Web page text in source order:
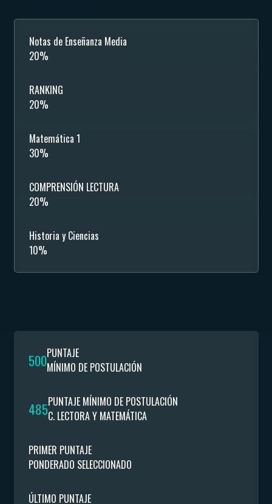
Notas de Enseñanza Media
20%
RANKING
20%
Matemática 1
30%
COMPRENSIÓN LECTURA
20%
Historia y Ciencias
10%
500PUNTAJE
MÍNIMO DE POSTULACIÓN
485PUNTAJE MÍNIMO DE POSTULACIÓN
C. LECTORA Y MATEMÁTICA
PRIMER PUNTAJE
PONDERADO SELECCIONADO
ÚLTIMO PUNTAJE